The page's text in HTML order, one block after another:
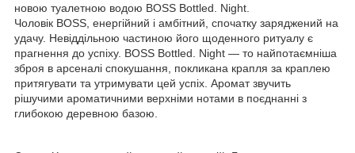
новою туалетною водою BOSS Bottled. Night.
Чоловік BOSS, енергійний і амбітний, спочатку заряджений на
удачу. Невіддільною частиною його щоденного ритуалу є
прагнення до успіху. BOSS Bottled. Night — то найпотаємніша
зброя в арсеналі спокушання, покликана крапля за краплею
притягувати та утримувати цей успіх. Аромат звучить
рішучими ароматичними верхніми нотами в поєднанні з
глибокою деревною базою.